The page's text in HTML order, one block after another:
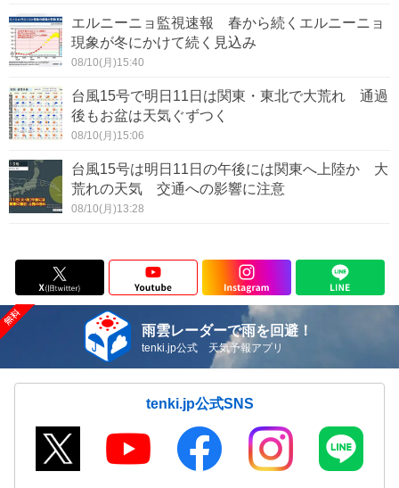
エルニーニョ監視速報 春から続くエルニーニョ
現象が冬にかけて続く見込み
08/10(月)15:40
台風15号で明日11日は関東・東北で大荒れ 通過
後もお盆は天気ぐずつく
08/10(月)15:06
台風15号は明日11日の午後には関東へ上陸か 大
荒れの天気 交通への影響に注意
08/10(月)13:28
雨雲レーダーで雨を回避！
tenki.jp公式 天気予報アプリ
tenki.jp公式SNS